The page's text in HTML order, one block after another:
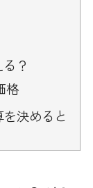
？
格
決めると